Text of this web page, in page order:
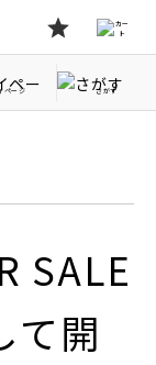
ページ さがす
SALE
て開